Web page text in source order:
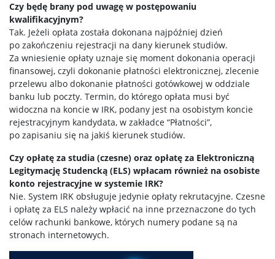
Czy będę brany pod uwagę w postępowaniu
kwalifikacyjnym?
Tak. Jeżeli opłata została dokonana najpóźniej dzień
po zakończeniu rejestracji na dany kierunek studiów.
Za wniesienie opłaty uznaje się moment dokonania operacji
finansowej, czyli dokonanie płatności elektronicznej, zlecenie
przelewu albo dokonanie płatności gotówkowej w oddziale
banku lub poczty. Termin, do którego opłata musi być
widoczna na koncie w IRK, podany jest na osobistym koncie
rejestracyjnym kandydata, w zakładce “Płatności”,
po zapisaniu się na jakiś kierunek studiów.
Czy opłatę za studia (czesne) oraz opłatę za Elektroniczną
Legitymację Studencką (ELS) wpłacam również na osobiste
konto rejestracyjne w systemie IRK?
Nie. System IRK obsługuje jedynie opłaty rekrutacyjne. Czesne
i opłatę za ELS należy wpłacić na inne przeznaczone do tych
celów rachunki bankowe, których numery podane są na
stronach internetowych.